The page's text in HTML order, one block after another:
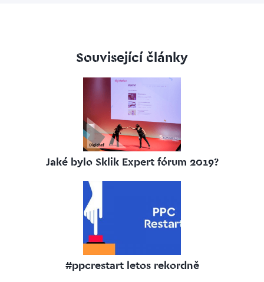
Související články
Jaké bylo Sklik Expert fórum 2019?
#ppcrestart letos rekordně